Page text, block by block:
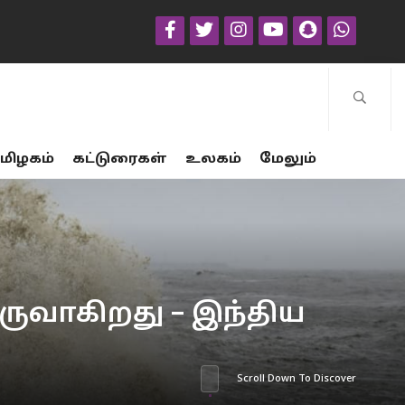
கட்டுரைகள் உலகம் மேலும்
– இந்திய
Scroll Down To Discover